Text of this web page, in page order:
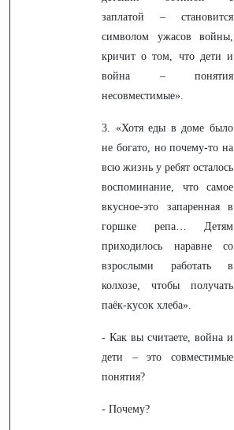
заплатой – становится
символом ужасов войны,
кричит о том, что дети и
война – понятия
несовместимые».
3. «Хотя еды в доме было
не богато, но почему-то на
всю жизнь у ребят осталось
воспоминание, что самое
вкусное-это запаренная в
горшке репа… Детям
приходилось наравне со
взрослыми работать в
колхозе, чтобы получать
паёк-кусок хлеба».
- Как вы считаете, война и
дети – это совместимые
понятия?
- Почему?